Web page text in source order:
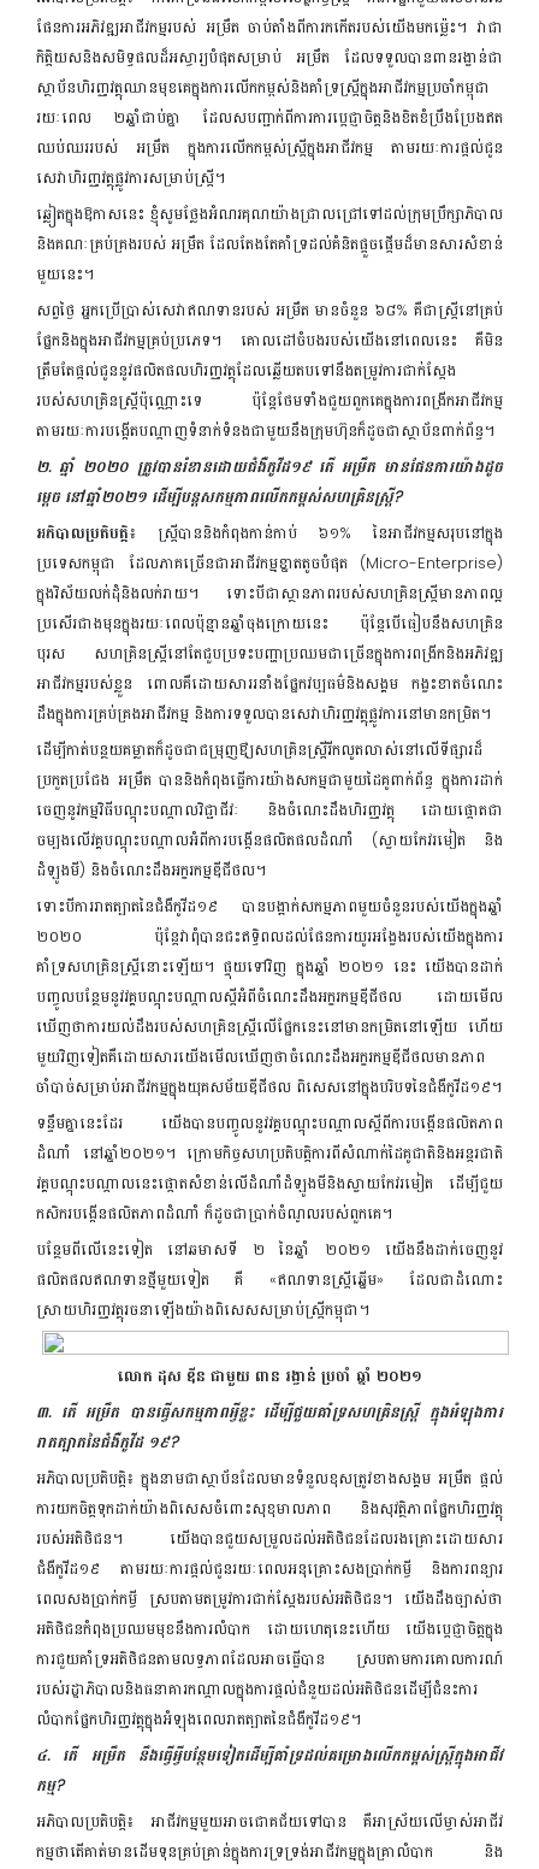
ផែនការអភិវឌ្ឍអាជីវកម្មរបស់ អម្រឹត ចាប់តាំងពីការកកើតរបស់យើងមកម្ល៉េះ។ វាជា
កិត្តិយសនិងសមិទ្ធផលដ៏អស្ចារ្យបំផុតសម្រាប់ អម្រឹត ដែលទទួលបានពានរង្វាន់ជា
ស្ថាប័នហិរញ្ញវត្ថុឈានមុខគេក្នុងការលើកកម្ពស់និងគាំទ្រស្ត្រីក្នុងអាជីវកម្មប្រចាំកម្ពុជា
រយៈពេល ២ឆ្នាំជាប់គ្នា ដែលសបញ្ជាក់ពីការការប្តេជ្ញាចិត្តនិងខិតខំប្រឹងប្រែងឥត
ឈប់ឈររបស់ អម្រឹត ក្នុងការលើកកម្ពស់ស្ត្រីក្នុងអាជីវកម្ម តាមរយៈការផ្ដល់ជូន
សេវាហិរញ្ញវត្ថុផ្លូវការសម្រាប់ស្ត្រី។
ឆ្លៀតក្នុងឱកាសនេះ ខ្ញុំសូមថ្លែងអំណរគុណយ៉ាងជ្រាលជ្រៅទៅដល់ក្រុមប្រឹក្សាភិបាល
និងគណៈគ្រប់គ្រងរបស់ អម្រឹត ដែលតែងតែគាំទ្រដល់គំនិតផ្ដួចផ្ដើមដ៏មានសារសំខាន់
មួយនេះ។
សព្វថ្ងៃ អ្នកប្រើប្រាស់សេវាឥណទានរបស់ អម្រឹត មានចំនួន ៦៨% គឺជាស្ត្រីនៅគ្រប់
ផ្នែកនិងក្នុងអាជីវកម្មគ្រប់ប្រភេទ។ គោលដៅចំបងរបស់យើងនៅពេលនេះ គឺមិន
ត្រឹមតែផ្តល់ជូននូវផលិតផលហិរញ្ញវត្ថុដែលឆ្លើយតបទៅនឹងតម្រូវការជាក់ស្ដែង
របស់សហគ្រិនស្រ្ដីប៉ុណ្ណោះទេ ប៉ុន្តែថែមទាំងជួយពួកគេក្នុងការពង្រីកអាជីវកម្ម
តាមរយៈការបង្កើតបណ្តាញទំនាក់ទំនងជាមួយនឹងក្រុមហ៊ុនក៏ដូចជាស្ថាប័នពាក់ព័ន្ធ។
២. ឆ្នាំ ២០២០ ត្រូវបានរំខានដោយជំងឺកូវីដ១៩ តើ អម្រឹត មានផែនការយ៉ាងដូច
ម្តេច នៅឆ្នាំ២០២១ ដើម្បីបន្តសកម្មភាពលើកកម្ពស់សហគ្រិនស្រ្តី?
អភិបាលប្រតិបត្តិ៖ ស្ត្រីបាននិងកំពុងកាន់កាប់ ៦១% នៃអាជីវកម្មសរុបនៅក្នុង
ប្រទេសកម្ពុជា ដែលភាគច្រើនជាអាជីវកម្មខ្នាតតូចបំផុត (Micro-Enterprise)
ក្នុងវិស័យលក់ដុំនិងលក់រាយ។ ទោះបីជាស្ថានភាពរបស់សហគ្រិនស្រ្តីមានភាពល្អ
ប្រសើរជាងមុនក្នុងរយៈពេលប៉ុន្មានឆ្នាំចុងក្រោយនេះ ប៉ុន្តែបើធៀបនឹងសហគ្រិន
បុរស សហគ្រិនស្រ្តីនៅតែជួបប្រទះបញ្ហាប្រឈមជាច្រើនក្នុងការពង្រីកនិងអភិវឌ្ឍ
អាជីវកម្មរបស់ខ្លួន ពោលគឺដោយសាររនាំងផ្នែកវប្បធម៌និងសង្គម កង្វះខាតចំណេះ
ដឹងក្នុងការគ្រប់គ្រងអាជីវកម្ម និងការទទួលបានសេវាហិរញ្ញវត្ថុផ្លូវការនៅមានកម្រិត។
ដើម្បីកាត់បន្ថយគម្លាតក៏ដូចជាជម្រុញឳ្យសហគ្រិនស្ត្រីរីកលូតលាស់នៅលើទីផ្សារដ៏
ប្រកួតប្រជែង អម្រឹត បាននិងកំពុងធ្វើការយ៉ាងសកម្មជាមួយដៃគូពាក់ព័ន្ធ ក្នុងការដាក់
ចេញនូវកម្មវិធីបណ្តុះបណ្តាលវិជ្ជាជីវៈ និងចំណេះដឹងហិរញ្ញវត្ថុ ដោយផ្តោតជា
ចម្បងលើវគ្គបណ្ដុះបណ្ដាលអំពីការបង្កើនផលិតផលដំណាំ (ស្វាយកែវរមៀត និង
ដំឡូងមី) និងចំណេះដឹងអក្ខរកម្មឌីជីថល។
ទោះបីការរាតត្បាតនៃជំងឺកូវីដ១៩ បានបង្អាក់សកម្មភាពមួយចំនួនរបស់យើងក្នុងឆ្នាំ
២០២០ ប៉ុន្តែវាពុំបានជះឥទ្ធិពលដល់ផែនការយូរអង្វែងរបស់យើងក្នុងការ
គាំទ្រសហគ្រិនស្ត្រីនោះឡើយ។ ផ្ទុយទៅវិញ ក្នុងឆ្នាំ ២០២១ នេះ យើងបានដាក់
បញ្ចូលបន្ថែមនូវវគ្គបណ្ដុះបណ្ដាលស្ដីអំពីចំណេះដឹងអក្ខរកម្មឌីជីថល ដោយមើល
ឃើញថាការយល់ដឹងរបស់សហគ្រិនស្រ្តីលើផ្នែកនេះនៅមានកម្រិតនៅឡើយ ហើយ
មួយវិញទៀតគឺដោយសារយើងមើលឃើញថាចំណេះដឹងអក្ខរកម្មឌីជីថលមានភាព
ចាំបាច់សម្រាប់អាជីវកម្មក្នុងយុគសម័យឌីជីថល ពិសេសនៅក្នុងបរិបទនៃជំងឺកូវីដ១៩។
ទន្ទឹមគ្នានេះដែរ យើងបានបញ្ចូលនូវវគ្គបណ្ដុះបណ្ដាលស្តីពីការបង្កើនផលិតភាព
ដំណាំ នៅឆ្នាំ២០២១។ ក្រោមកិច្ចសហប្រតិបត្តិការពីសំណាក់ដៃគូជាតិនិងអន្តរជាតិ
វគ្គបណ្ដុះបណ្ដាលនេះផ្ដោតសំខាន់លើដំណាំដំឡូងមីនិងស្វាយកែវរមៀត ដើម្បីជួយ
កសិករបង្កើនផលិតភាពដំណាំ ក៏ដូចជាប្រាក់ចំណូលរបស់ពួកគេ។
បន្ថែមពីលើនេះទៀត នៅឆមាសទី ២ នៃឆ្នាំ ២០២១ យើងនឹងដាក់ចេញនូវ
ផលិតផលឥណទានថ្មីមួយទៀត គឺ «ឥណទានស្ត្រីឆ្នើម» ដែលជាដំណោះ
ស្រាយហិរញ្ញវត្ថុរចនាឡើងយ៉ាងពិសេសសម្រាប់ស្ត្រីកម្ពុជា។
លោក ដុស ឌីន ជាមួយ ពាន រង្វាន់ ប្រចាំ ឆ្នាំ ២០២១
៣. តើ អម្រឹត បានធ្វើសកម្មភាពអ្វីខ្លះ ដើម្បីជួយគាំទ្រសហគ្រិនស្រ្តី ក្នុងអំឡុងការ
រាតត្បាតនៃជំងឺកូវីដ ១៩?
អភិបាលប្រតិបត្តិ៖ ក្នុងនាមជាស្ថាប័នដែលមានទំនួលខុសត្រូវខាងសង្គម អម្រឹត ផ្តល់
ការយកចិត្តទុកដាក់យ៉ាងពិសេសចំពោះសុខុមាលភាព និងសុវត្ថិភាពផ្នែកហិរញ្ញវត្ថុ
របស់អតិថិជន។ យើងបានជួយសម្រួលដល់អតិថិជនដែលរងគ្រោះដោយសារ
ជំងឺកូវីដ១៩ តាមរយៈការផ្ដល់ជូនរយៈពេលអនុគ្រោះសងប្រាក់កម្ចី និងការពន្យារ
ពេលសងប្រាក់កម្ចី ស្របតាមតម្រូវការជាក់ស្ដែងរបស់អតិថិជន។ យើងដឹងច្បាស់ថា
អតិថិជនកំពុងប្រឈមមុខនឹងការលំបាក ដោយហេតុនេះហើយ យើងប្តេជ្ញាចិត្តក្នុង
ការជួយគាំទ្រអតិថិជនតាមលទ្ធភាពដែលអាចធ្វើបាន ស្របតាមការគោលការណ៍
របស់រដ្ឋាភិបាលនិងធនាគារកណ្តាលក្នុងការផ្តល់ជំនួយដល់អតិថិជនដើម្បីជំនះការ
លំបាកផ្នែកហិរញ្ញវត្ថុក្នុងអំឡុងពេលរាតត្បាតនៃជំងឺកូវីដ១៩។
៤. តើ អម្រឹត នឹងធ្វើអ្វីបន្ថែមទៀតដើម្បីគាំទ្រដល់គម្រោងលើកកម្ពស់ស្រ្តីក្នុងអាជីវ
កម្ម?
អភិបាលប្រតិបត្តិ៖ អាជីវកម្មមួយអាចជោគជ័យទៅបាន គឺអាស្រ័យលើម្ចាស់អាជីវ
កម្មថាតើគាត់មានដើមទុនគ្រប់គ្រាន់ក្នុងការទ្រទ្រង់អាជីវកម្មក្នុងគ្រាលំបាក និង